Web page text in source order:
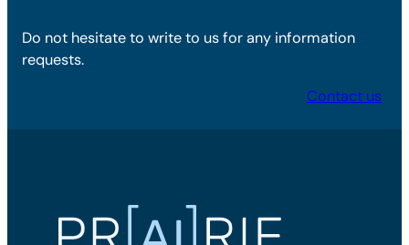
Do not hesitate to write to us for any information
requests.
Contact us